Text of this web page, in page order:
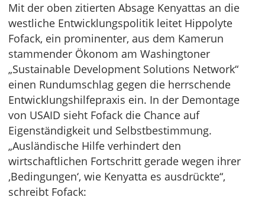
Mit der oben zitierten Absage Kenyattas an die
westliche Entwicklungspolitik leitet Hippolyte
Fofack, ein prominenter, aus dem Kamerun
stammender Ökonom am Washingtoner
„Sustainable Development Solutions Network“
einen Rundumschlag gegen die herrschende
Entwicklungshilfepraxis ein. In der Demontage
von USAID sieht Fofack die Chance auf
Eigenständigkeit und Selbstbestimmung.
„Ausländische Hilfe verhindert den
wirtschaftlichen Fortschritt gerade wegen ihrer
‚Bedingungen‘, wie Kenyatta es ausdrückte“,
schreibt Fofack: